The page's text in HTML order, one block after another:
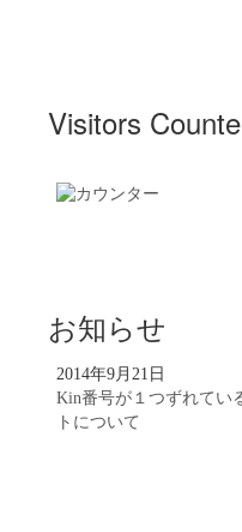
Visitors
お知らせ
2014年9月21日
Kin番号が１つずれてい
トについて